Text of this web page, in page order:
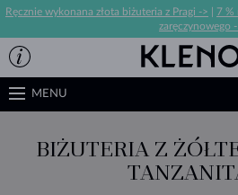
Ręcznie wykonana złota biżuteria z Pragi ->
7 %
zaręczynowego -
MENU
BIŻUTERIA Z